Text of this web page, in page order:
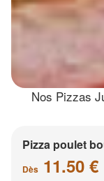
Nos Pizzas
Pizza poulet
Dès 11.50 €